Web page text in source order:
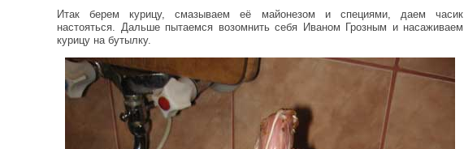
Итак берем курицу, смазываем её майонезом и специями, даем часик
настояться. Дальше пытаемся возомнить себя Иваном Грозным и насаживаем
курицу на бутылку.